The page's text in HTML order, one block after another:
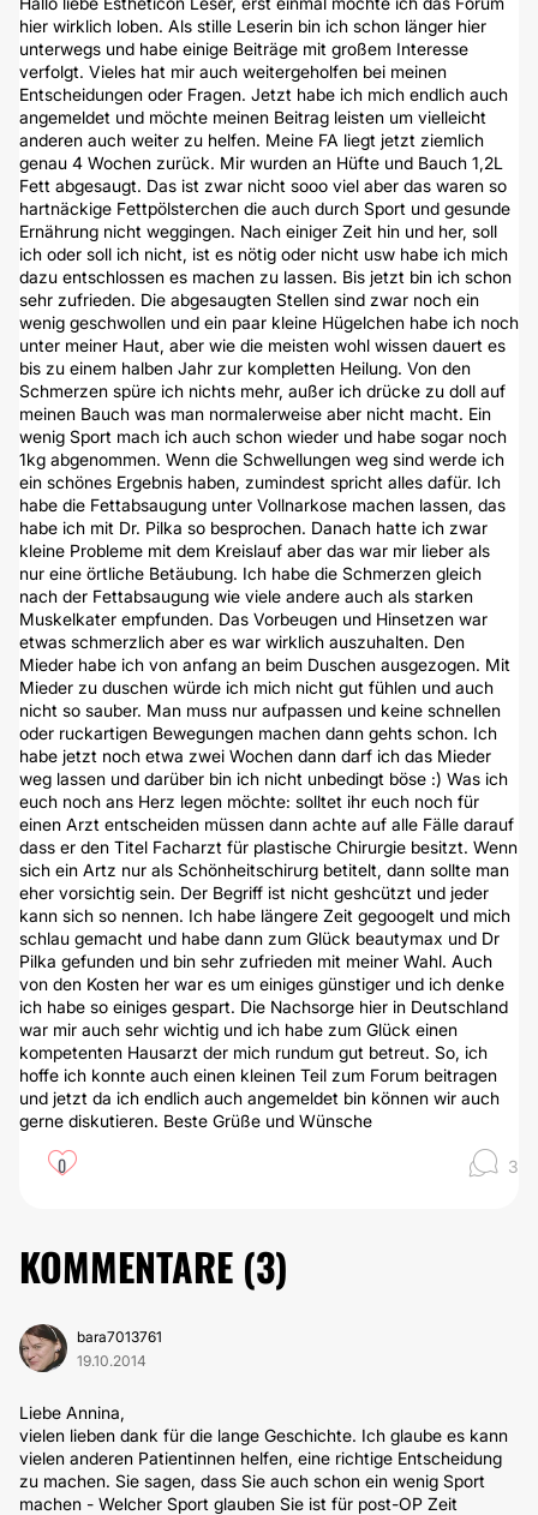
hier wirklich loben. Als stille Leserin bin ich schon länger hier
unterwegs und habe einige Beiträge mit großem Interesse
verfolgt. Vieles hat mir auch weitergeholfen bei meinen
Entscheidungen oder Fragen. Jetzt habe ich mich endlich auch
angemeldet und möchte meinen Beitrag leisten um vielleicht
anderen auch weiter zu helfen. Meine FA liegt jetzt ziemlich
genau 4 Wochen zurück. Mir wurden an Hüfte und Bauch 1,2L
Fett abgesaugt. Das ist zwar nicht sooo viel aber das waren so
hartnäckige Fettpölsterchen die auch durch Sport und gesunde
Ernährung nicht weggingen. Nach einiger Zeit hin und her, soll
ich oder soll ich nicht, ist es nötig oder nicht usw habe ich mich
dazu entschlossen es machen zu lassen. Bis jetzt bin ich schon
sehr zufrieden. Die abgesaugten Stellen sind zwar noch ein
wenig geschwollen und ein paar kleine Hügelchen habe ich noch
unter meiner Haut, aber wie die meisten wohl wissen dauert es
bis zu einem halben Jahr zur kompletten Heilung. Von den
Schmerzen spüre ich nichts mehr, außer ich drücke zu doll auf
meinen Bauch was man normalerweise aber nicht macht. Ein
wenig Sport mach ich auch schon wieder und habe sogar noch
1kg abgenommen. Wenn die Schwellungen weg sind werde ich
ein schönes Ergebnis haben, zumindest spricht alles dafür. Ich
habe die Fettabsaugung unter Vollnarkose machen lassen, das
habe ich mit Dr. Pilka so besprochen. Danach hatte ich zwar
kleine Probleme mit dem Kreislauf aber das war mir lieber als
nur eine örtliche Betäubung. Ich habe die Schmerzen gleich
nach der Fettabsaugung wie viele andere auch als starken
Muskelkater empfunden. Das Vorbeugen und Hinsetzen war
etwas schmerzlich aber es war wirklich auszuhalten. Den
Mieder habe ich von anfang an beim Duschen ausgezogen. Mit
Mieder zu duschen würde ich mich nicht gut fühlen und auch
nicht so sauber. Man muss nur aufpassen und keine schnellen
oder ruckartigen Bewegungen machen dann gehts schon. Ich
habe jetzt noch etwa zwei Wochen dann darf ich das Mieder
weg lassen und darüber bin ich nicht unbedingt böse :) Was ich
euch noch ans Herz legen möchte: solltet ihr euch noch für
einen Arzt entscheiden müssen dann achte auf alle Fälle darauf
dass er den Titel Facharzt für plastische Chirurgie besitzt. Wenn
sich ein Artz nur als Schönheitschirurg betitelt, dann sollte man
eher vorsichtig sein. Der Begriff ist nicht geshcützt und jeder
kann sich so nennen. Ich habe längere Zeit gegoogelt und mich
schlau gemacht und habe dann zum Glück beautymax und Dr
Pilka gefunden und bin sehr zufrieden mit meiner Wahl. Auch
von den Kosten her war es um einiges günstiger und ich denke
ich habe so einiges gespart. Die Nachsorge hier in Deutschland
war mir auch sehr wichtig und ich habe zum Glück einen
kompetenten Hausarzt der mich rundum gut betreut. So, ich
hoffe ich konnte auch einen kleinen Teil zum Forum beitragen
und jetzt da ich endlich auch angemeldet bin können wir auch
gerne diskutieren. Beste Grüße und Wünsche
0 3
KOMMENTARE (3)
bara7013761
19.10.2014
Liebe Annina,
vielen lieben dank für die lange Geschichte. Ich glaube es kann
vielen anderen Patientinnen helfen, eine richtige Entscheidung
zu machen. Sie sagen, dass Sie auch schon ein wenig Sport
machen - Welcher Sport glauben Sie ist für post-OP Zeit